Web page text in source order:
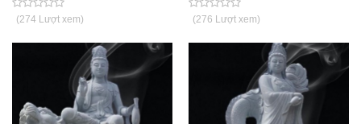
(274 Lượt xem) (276 Lượt xem)